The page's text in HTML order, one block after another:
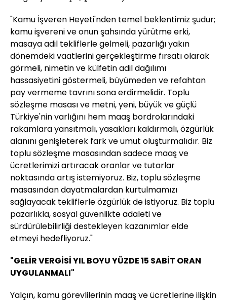
"Kamu İşveren Heyeti'nden temel beklentimiz şudur;
kamu işvereni ve onun şahsında yürütme erki,
masaya adil tekliflerle gelmeli, pazarlığı yakın
dönemdeki vaatlerini gerçekleştirme fırsatı olarak
görmeli, nimetin ve külfetin adil dağılımı
hassasiyetini göstermeli, büyümeden ve refahtan
pay vermeme tavrını sona erdirmelidir. Toplu
sözleşme masası ve metni, yeni, büyük ve güçlü
Türkiye'nin varlığını hem maaş bordrolarındaki
rakamlara yansıtmalı, yasakları kaldırmalı, özgürlük
alanını genişleterek fark ve umut oluşturmalıdır. Biz
toplu sözleşme masasından sadece maaş ve
ücretlerimizi artıracak oranlar ve tutarlar
noktasında artış istemiyoruz. Biz, toplu sözleşme
masasından dayatmalardan kurtulmamızı
sağlayacak tekliflerle özgürlük de istiyoruz. Biz toplu
pazarlıkla, sosyal güvenlikte adaleti ve
sürdürülebilirliği destekleyen kazanımlar elde
etmeyi hedefliyoruz."
"GELİR VERGİSİ YIL BOYU YÜZDE 15 SABİT ORAN
UYGULANMALI"
Yalçın, kamu görevlilerinin maaş ve ücretlerine ilişkin